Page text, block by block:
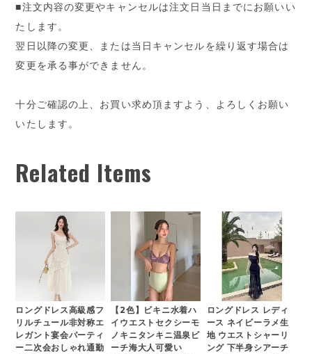
■注文内容の変更やキャンセルは注文日当日までにお願いい
たします。
翌日以降の変更、または当日キャンセルを繰り返す場合は
変更を承る事ができません。
十分ご確認の上、お買い求め頂ますよう、よろしくお願い
いたします。
Related Items
ロングドレス高級感フ
リルチュール非対称エ
レガント宴会パーティ
ー二次会おしゃれ通勤
【2色】ビキニ水着ハ
イウエストセクシーモ
ノキニタンキニ温泉ビ
ーチ海大人可愛い
ロングドレス レディ
ース ネイビーラメ生
地 ウエストシャーリ
ング 下半身シアーチ